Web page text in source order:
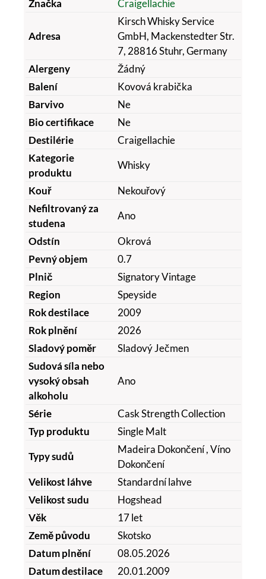
Značka Craigellachie
Adresa
Kirsch Whisky Service
GmbH, Mackenstedter Str.
7, 28816 Stuhr, Germany
Alergeny
Žádný
Balení
Kovová krabička
Barvivo
Ne
Bio certifikace
Ne
Destilérie
Craigellachie
Kategorie
produktu
Whisky
Kouř
Nekouřový
Nefiltrovaný za
studena
Ano
Odstín
Okrová
Pevný objem
0.7
Plnič
Signatory Vintage
Region
Speyside
Rok destilace
2009
Rok plnění
2026
Sladový poměr
Sladový Ječmen
Sudová síla nebo
vysoký obsah
alkoholu
Ano
Série
Cask Strength Collection
Typ produktu
Single Malt
Typy sudů
Madeira Dokončení, Víno
Dokončení
Velikost láhve
Standardní lahve
Velikost sudu
Hogshead
Věk
17 let
Země původu
Skotsko
Datum plnění
08.05.2026
Datum destilace
20.01.2009